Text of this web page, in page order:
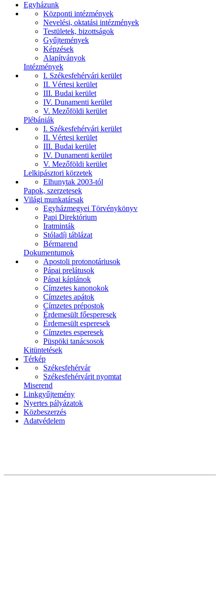
Egyházunk
Központi intézmények
Nevelési, oktatási intézmények
Testületek, bizottságok
Gyűjtemények
Képzések
Alapítványok
Intézmények
I. Székesfehérvári kerület
II. Vértesi kerület
III. Budai kerület
IV. Dunamenti kerület
V. Mezőföldi kerület
Plébániák
I. Székesfehérvári kerület
II. Vértesi kerület
III. Budai kerület
IV. Dunamenti kerület
V. Mezőföldi kerület
Lelkipásztori körzetek
Elhunytak 2003-tól
Papok, szerzetesek
Világi munkatársak
Egyházmegyei Törvénykönyv
Papi Direktórium
Iratminták
Stóladíj táblázat
Bérmarend
Dokumentumok
Apostoli protonotáriusok
Pápai prelátusok
Pápai káplánok
Címzetes kanonokok
Címzetes apátok
Címzetes prépostok
Érdemesült főesperesek
Érdemesült esperesek
Címzetes esperesek
Püspöki tanácsosok
Kitüntetések
Térkép
Székesfehérvár
Székesfehérvárit nyomtat
Miserend
Linkgyűjtemény
Nyertes pályázatok
Közbeszerzés
Adatvédelem